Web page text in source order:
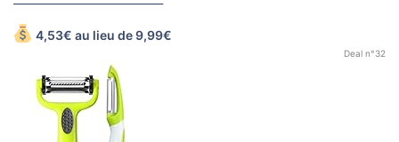
4,53€ au lieu de 9,99€
Deal n°32